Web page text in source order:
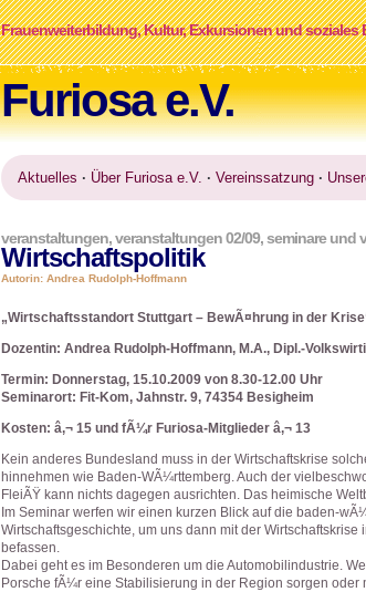
Furiosa e.V.
Frauenweiterbildung, Kultur, Exkursionen und soziales
Aktuelles · Über Furiosa e.V. · Vereinssatzung ·
Wirtschaftspolitik
veranstaltungen,veranstaltungen 02/09,seminare und
Autorin: Andrea Rudolph-Hoffmann
„Wirtschaftsstandort Stuttgart – BewÃ¤hrung in der
Dozentin: Andrea Rudolph-Hoffmann, M.A., Dipl.-
Termin: Donnerstag, 15.10.2009 von 8.30-12.00 Uhr
Seminarort: Fit-Kom, Jahnstr. 9, 74354 Besigheim
Kosten: â‚¬ 15 und fÃ¼r Furiosa-Mitglieder â‚¬ 13
Kein anderes Bundesland muss in der Wirtschaftskrise
hinnehmen wie Baden-WÃ¼rttemberg. Auch der
FleiÃŸ kann nichts dagegen ausrichten. Das heimische
Im Seminar werfen wir einen kurzen Blick auf die baden-
Wirtschaftsgeschichte, um uns dann mit der Wirtschaftskrise
befassen.
Dabei geht es im Besonderen um die Automobilindustrie.
Porsche fÃ¼r eine Stabilisierung in der Region sorgen oder